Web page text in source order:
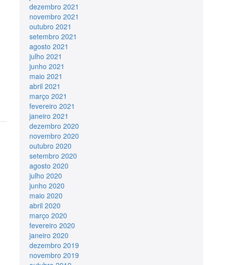
dezembro 2021
novembro 2021
outubro 2021
setembro 2021
agosto 2021
julho 2021
junho 2021
maio 2021
abril 2021
março 2021
fevereiro 2021
janeiro 2021
dezembro 2020
novembro 2020
outubro 2020
setembro 2020
agosto 2020
julho 2020
junho 2020
maio 2020
abril 2020
março 2020
fevereiro 2020
janeiro 2020
dezembro 2019
novembro 2019